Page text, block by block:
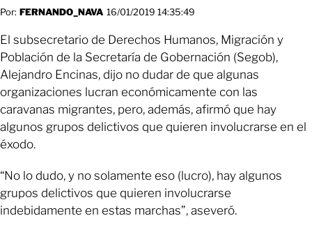
Por: FERNANDO_NAVA 16/01/2019 14:35:49
El subsecretario de Derechos Humanos, Migración y
Población de la Secretaría de Gobernación (Segob),
Alejandro Encinas, dijo no dudar de que algunas
organizaciones lucran económicamente con las
caravanas migrantes, pero, además, afirmó que hay
algunos grupos delictivos que quieren involucrarse en el
éxodo.
“No lo dudo, y no solamente eso (lucro), hay algunos
grupos delictivos que quieren involucrarse
indebidamente en estas marchas”, aseveró.